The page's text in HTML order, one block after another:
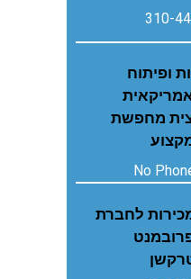
310-
ופיתוח
מחפשת
No
לחברת